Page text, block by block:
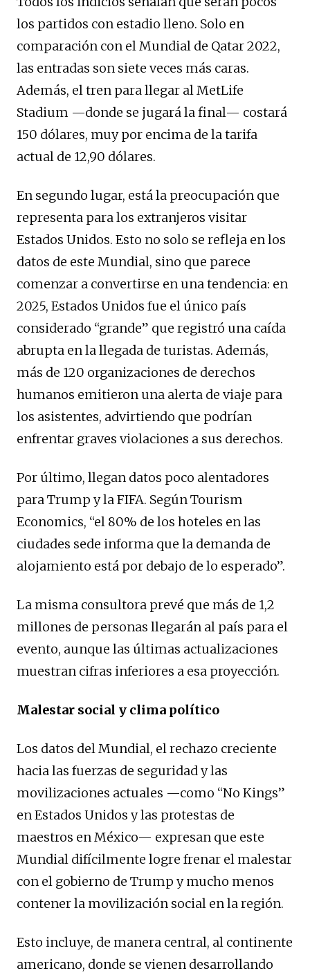
los partidos con estadio lleno. Solo en
comparación con el Mundial de Qatar 2022,
las entradas son siete veces más caras.
Además, el tren para llegar al MetLife
Stadium —donde se jugará la final— costará
150 dólares, muy por encima de la tarifa
actual de 12,90 dólares.
En segundo lugar, está la preocupación que
representa para los extranjeros visitar
Estados Unidos. Esto no solo se refleja en los
datos de este Mundial, sino que parece
comenzar a convertirse en una tendencia: en
2025, Estados Unidos fue el único país
considerado “grande” que registró una caída
abrupta en la llegada de turistas. Además,
más de 120 organizaciones de derechos
humanos emitieron una alerta de viaje para
los asistentes, advirtiendo que podrían
enfrentar graves violaciones a sus derechos.
Por último, llegan datos poco alentadores
para Trump y la FIFA. Según Tourism
Economics, “el 80% de los hoteles en las
ciudades sede informa que la demanda de
alojamiento está por debajo de lo esperado”.
La misma consultora prevé que más de 1,2
millones de personas llegarán al país para el
evento, aunque las últimas actualizaciones
muestran cifras inferiores a esa proyección.
Malestar social y clima político
Los datos del Mundial, el rechazo creciente
hacia las fuerzas de seguridad y las
movilizaciones actuales —como “No Kings”
en Estados Unidos y las protestas de
maestros en México— expresan que este
Mundial difícilmente logre frenar el malestar
con el gobierno de Trump y mucho menos
contener la movilización social en la región.
Esto incluye, de manera central, al continente
americano, donde se vienen desarrollando